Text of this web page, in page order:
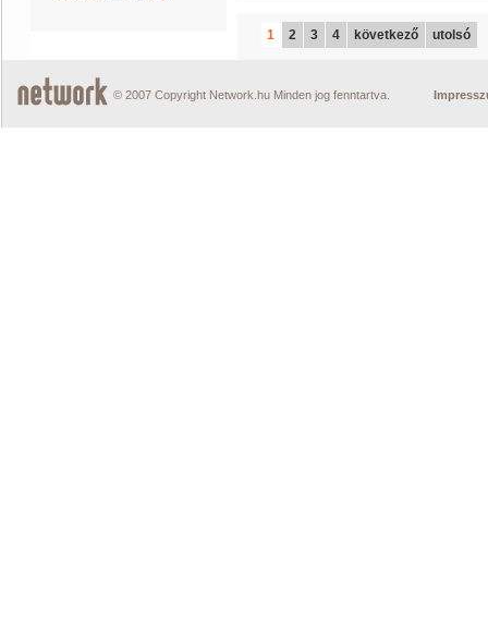
1 2 3 4 következő utolsó
© 2007 Copyright Network.hu Minden jog fenntartva.